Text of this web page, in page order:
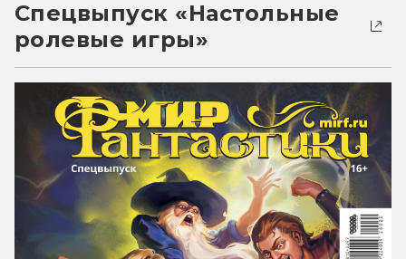
Спецвыпуск «Настольные
ролевые игры»